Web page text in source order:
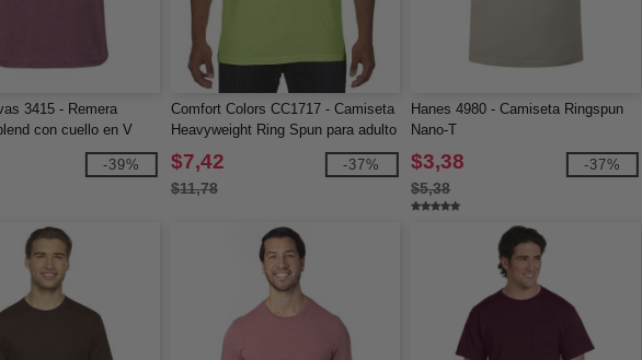
3415 - Remera
con cuello en V
-39%
Comfort Colors CC1717 - Camiseta
Heavyweight Ring Spun para adulto
$7,42
$11,78
-37%
Hanes 4980 - Camiseta Ringspun
Nano-T
$3,38
$5,38
-37%